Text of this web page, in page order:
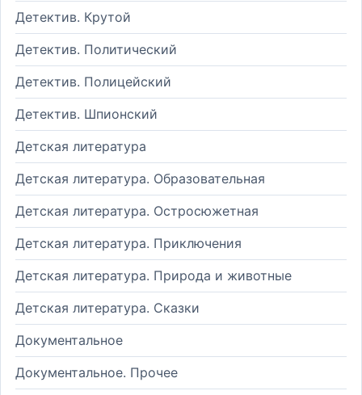
Детектив. Крутой
Детектив. Политический
Детектив. Полицейский
Детектив. Шпионский
Детская литература
Детская литература. Образовательная
Детская литература. Остросюжетная
Детская литература. Приключения
Детская литература. Природа и животные
Детская литература. Сказки
Документальное
Документальное. Прочее